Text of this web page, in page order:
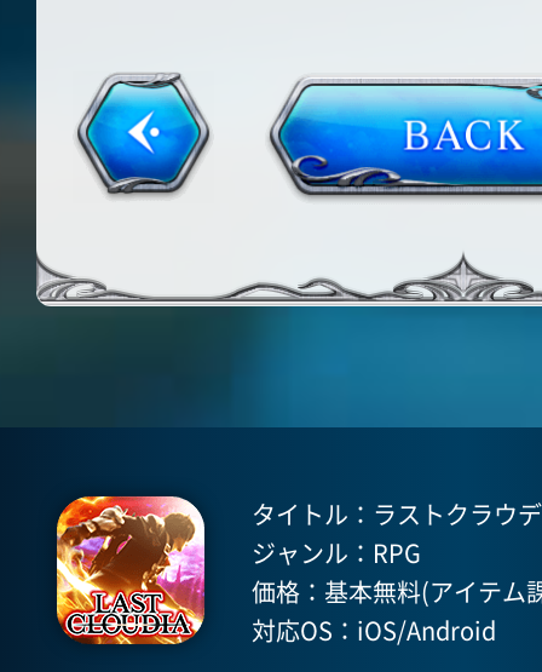
タイトル：ラストクラウ
ジャンル：RPG
価格：基本無料(アイテム
対応OS：iOS/Android